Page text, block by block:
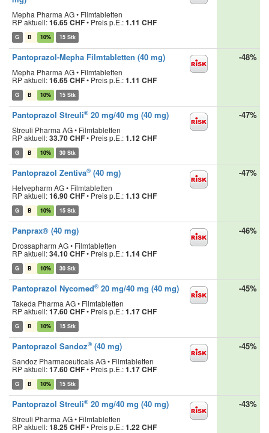
Mepha Pharma AG • Filmtabletten
RP aktuell:16.65 CHF• Preis p.E.:1.11 CHF
G B 10% 15 Stk
Pantoprazol-Mepha Filmtabletten (40 mg)
Mepha Pharma AG • Filmtabletten
RP aktuell:16.65 CHF• Preis p.E.:1.11 CHF
G B 10% 15 Stk
-48%
Pantoprazol Streuli® 20 mg/40 mg (40 mg)
Streuli Pharma AG • Filmtabletten
RP aktuell:33.70 CHF• Preis p.E.:1.12 CHF
G B 10% 30 Stk
-47%
Pantoprazol Zentiva® (40 mg)
Helvepharm AG • Filmtabletten
RP aktuell:16.90 CHF• Preis p.E.:1.13 CHF
G B 10% 15 Stk
-47%
Panprax® (40 mg)
Drossapharm AG • Filmtabletten
RP aktuell:34.10 CHF• Preis p.E.:1.14 CHF
G B 10% 30 Stk
-46%
Pantoprazol Nycomed® 20 mg/40 mg (40 mg)
Takeda Pharma AG • Filmtabletten
RP aktuell:17.60 CHF• Preis p.E.:1.17 CHF
G B 10% 15 Stk
-45%
Pantoprazol Sandoz® (40 mg)
Sandoz Pharmaceuticals AG • Filmtabletten
RP aktuell:17.60 CHF• Preis p.E.:1.17 CHF
G B 10% 15 Stk
-45%
Pantoprazol Streuli® 20 mg/40 mg (40 mg)
Streuli Pharma AG • Filmtabletten
RP aktuell:18.25 CHF• Preis p.E.:1.22 CHF
-43%